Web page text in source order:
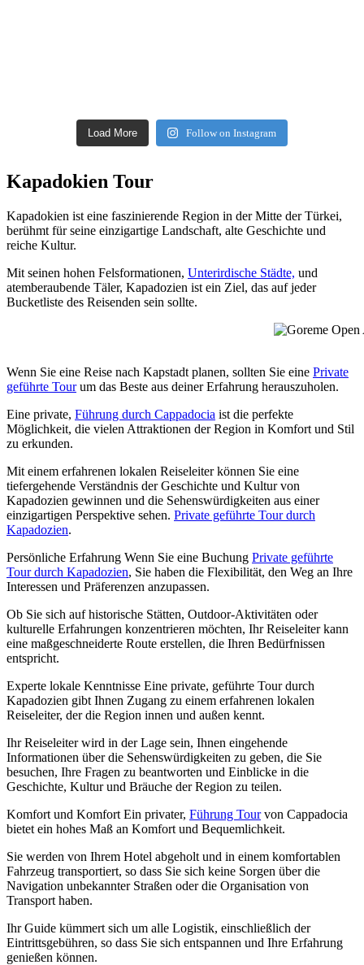
Load More Follow on Instagram
Kapadokien Tour
Kapadokien ist eine faszinierende Region in der Mitte der Türkei,
berühmt für seine einzigartige Landschaft, alte Geschichte und
reiche Kultur.
Mit seinen hohen Felsformationen, Unterirdische Städte, und
atemberaubende Täler, Kapadozien ist ein Ziel, das auf jeder
Bucketliste des Reisenden sein sollte.
Wenn Sie eine Reise nach Kapstadt planen, sollten Sie eine Private
geführte Tourum das Beste aus deiner Erfahrung herauszuholen.
Eine private, Führung durch Cappadocia ist die perfekte
Möglichkeit, die vielen Attraktionen der Region in Komfort und Stil
zu erkunden.
Mit einem erfahrenen lokalen Reiseleiter können Sie eine
tiefergehende Verständnis der Geschichte und Kultur von
Kapadozien gewinnen und die Sehenswürdigkeiten aus einer
einzigartigen Perspektive sehen. Private geführte Tour durch
Kapadozien.
Persönliche Erfahrung Wenn Sie eine Buchung Private geführte
Tour durch Kapadozien, Sie haben die Flexibilität, den Weg an Ihre
Interessen und Präferenzen anzupassen.
Ob Sie sich auf historische Stätten, Outdoor-Aktivitäten oder
kulturelle Erfahrungen konzentrieren möchten, Ihr Reiseleiter kann
eine maßgeschneiderte Route erstellen, die Ihren Bedürfnissen
entspricht.
Experte lokale Kenntnisse Eine private, geführte Tour durch
Kapadozien gibt Ihnen Zugang zu einem erfahrenen lokalen
Reiseleiter, der die Region innen und außen kennt.
Ihr Reiseleiter wird in der Lage sein, Ihnen eingehende
Informationen über die Sehenswürdigkeiten zu geben, die Sie
besuchen, Ihre Fragen zu beantworten und Einblicke in die
Geschichte, Kultur und Bräuche der Region zu teilen.
Komfort und Komfort Ein privater, Führung Tourvon Cappadocia
bietet ein hohes Maß an Komfort und Bequemlichkeit.
Sie werden von Ihrem Hotel abgeholt und in einem komfortablen
Fahrzeug transportiert, so dass Sie sich keine Sorgen über die
Navigation unbekannter Straßen oder die Organisation von
Transport haben.
Ihr Guide kümmert sich um alle Logistik, einschließlich der
Eintrittsgebühren, so dass Sie sich entspannen und Ihre Erfahrung
genießen können.